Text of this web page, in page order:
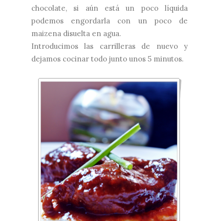
chocolate, si aún está un poco líquida
podemos engordarla con un poco de
maizena disuelta en agua.
Introducimos las carrilleras de nuevo y
dejamos cocinar todo junto unos 5 minutos.